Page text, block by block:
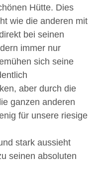
Hütte. Dies
wie die anderen mit
bei seinen
immer nur
sich seine
aber durch die
ganzen anderen
für unsere riesige
stark aussieht
seinen absoluten